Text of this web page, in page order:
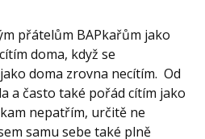
přátelům BAPkařům jako
doma, když se
doma zrovna necítím. Od
a často také pořád cítím jako
nepatřím, určitě ne
samu sebe také plně